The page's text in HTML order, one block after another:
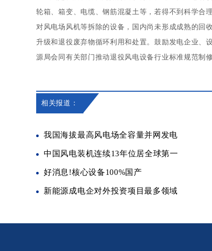
轮箱、箱变、电缆、钢筋混凝土等，若得不到科学合
对风电场风机等拆除的设备，国内尚未形成成熟的回
升级和退役废弃物循环利用和处置。鼓励发电企业、
源局会同有关部门推动退役风电设备行业标准规范制
相关报道：
我国海拔最高风电场全容量并网发电
中国风电装机连续13年位居全球第一
好消息!核心设备100%国产
新能源成电企对外投资项目最多领域